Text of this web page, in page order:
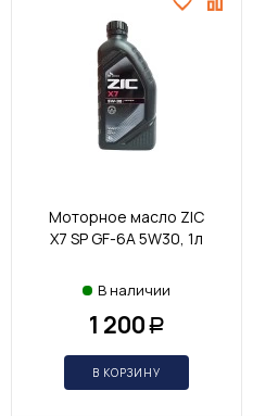
Моторное масло ZIC
X7 SP GF-6A 5W30, 1л
В наличии
1 200 Р
В КОРЗИНУ